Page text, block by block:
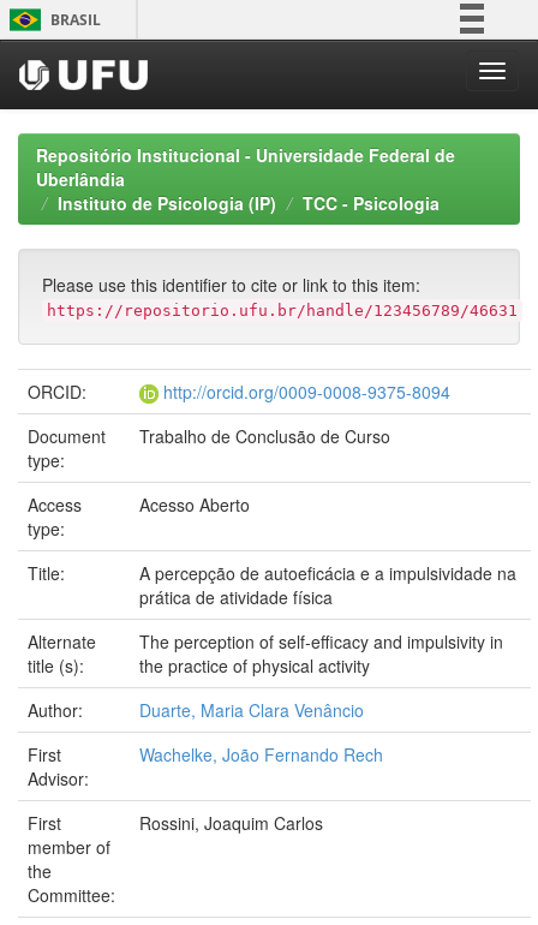
Skip
navigation
BRASIL
Participe
Acesso à informação
Legislação
Repositório Institucional - Universidade Federal de
Uberlândia
Instituto de Psicologia (IP)
TCC - Psicologia
Please use this identifier to cite or link to this item:
https://repositorio.ufu.br/handle/123456789/46631
ORCID:
http://orcid.org/0009-0008-9375-8094
Document
type:
Trabalho de Conclusão de Curso
Access
type:
Acesso Aberto
Title:
A percepção de autoeficácia e a impulsividade na
prática de atividade física
Alternate
title (s):
The perception of self-efficacy and impulsivity in
the practice of physical activity
Author:
Duarte, Maria Clara Venâncio
First
Advisor:
Wachelke, João Fernando Rech
First
member of
the
Committee:
Rossini, Joaquim Carlos